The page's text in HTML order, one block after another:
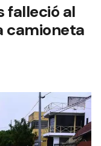
falleció al
camioneta